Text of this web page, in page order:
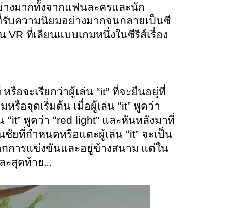
งมากทั้งจากแฟนละครและนัก
บความนิยมอย่างมากจนกลายเป็นซี
VR ที่เลียนแบบเกมหนึ่งในซีรีส์เรื่อง
อจะเรียกว่าผู้เล่น “it” ที่จะยืนอยู่ที่
รือจุดเริ่มต้น เมื่อผู้เล่น “it” พูดว่า
“it” พูดว่า “red light” และหันหลังมาที่
ยที่กำหนดหรือแตะผู้เล่น “it” จะเป็น
การแข่งขันและอยู่ข้างสนาม แต่ใน
ะสุดท้าย…